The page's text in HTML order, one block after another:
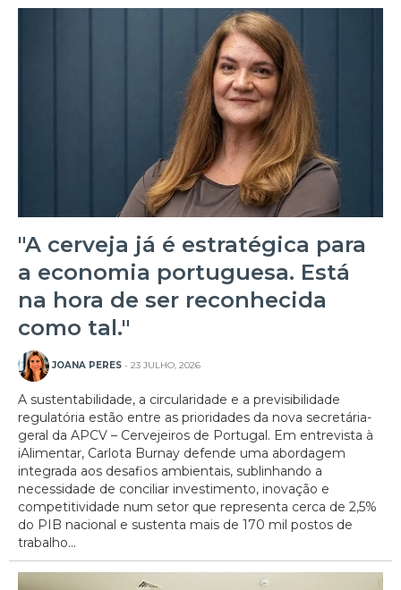
"A cerveja já é estratégica para
a economia portuguesa. Está
na hora de ser reconhecida
como tal."
JOANA PERES - 23 JULHO, 2026
A sustentabilidade, a circularidade e a previsibilidade
regulatória estão entre as prioridades da nova secretária-
geral da APCV – Cervejeiros de Portugal. Em entrevista à
iAlimentar, Carlota Burnay defende uma abordagem
integrada aos desafios ambientais, sublinhando a
necessidade de conciliar investimento, inovação e
competitividade num setor que representa cerca de 2,5%
do PIB nacional e sustenta mais de 170 mil postos de
trabalho...